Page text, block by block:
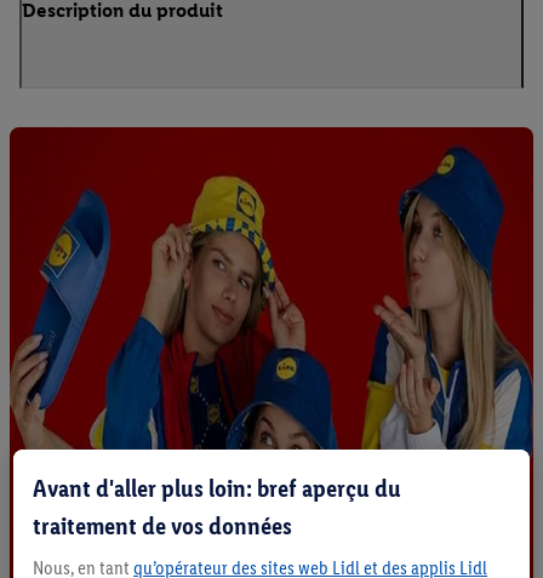
Description du produit
Avant d'aller plus loin: bref aperçu du
traitement de vos données
Nous, en tant qu’opérateur des sites web Lidl et des applis Lidl